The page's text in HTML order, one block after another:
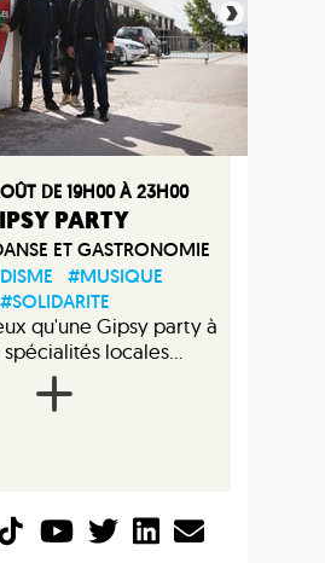
DE 19H00 À 23H00
PARTY
ET GASTRONOMIE
#MUSIQUE
#SOLIDARITE
qu'une Gipsy party à
locales...